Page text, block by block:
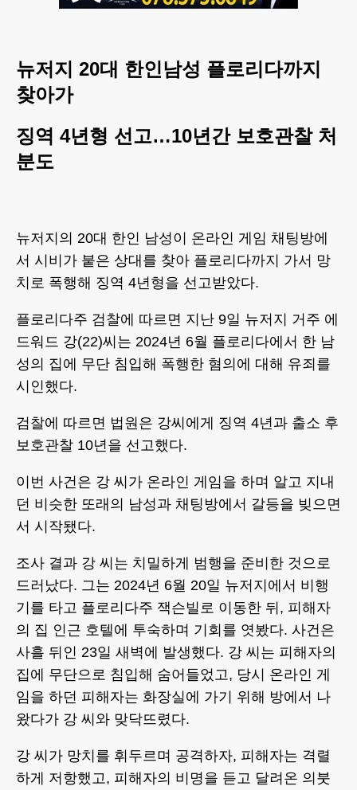
뉴저지 20대 한인남성 플로리다까지
찾아가
징역 4년형 선고…10년간 보호관찰 처
분도
뉴저지의 20대 한인 남성이 온라인 게임 채팅방에
서 시비가 붙은 상대를 찾아 플로리다까지 가서 망
치로 폭행해 징역 4년형을 선고받았다.
플로리다주 검찰에 따르면 지난 9일 뉴저지 거주 에
드워드 강(22)씨는 2024년 6월 플로리다에서 한 남
성의 집에 무단 침입해 폭행한 혐의에 대해 유죄를
시인했다.
검찰에 따르면 법원은 강씨에게 징역 4년과 출소 후
보호관찰 10년을 선고했다.
이번 사건은 강 씨가 온라인 게임을 하며 알고 지내
던 비슷한 또래의 남성과 채팅방에서 갈등을 빚으면
서 시작됐다.
조사 결과 강 씨는 치밀하게 범행을 준비한 것으로
드러났다. 그는 2024년 6월 20일 뉴저지에서 비행
기를 타고 플로리다주 잭슨빌로 이동한 뒤, 피해자
의 집 인근 호텔에 투숙하며 기회를 엿봤다. 사건은
사흘 뒤인 23일 새벽에 발생했다. 강 씨는 피해자의
집에 무단으로 침입해 숨어들었고, 당시 온라인 게
임을 하던 피해자는 화장실에 가기 위해 방에서 나
왔다가 강 씨와 맞닥뜨렸다.
강 씨가 망치를 휘두르며 공격하자, 피해자는 격렬
하게 저항했고, 피해자의 비명을 듣고 달려온 의붓